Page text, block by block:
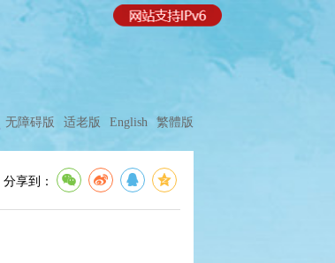
无障碍版 适老版 English 繁體版
分享到：